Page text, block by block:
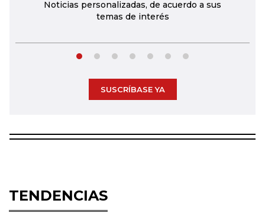
Noticias personalizadas, de acuerdo a sus
temas de interés
SUSCRÍBASE YA
TENDENCIAS